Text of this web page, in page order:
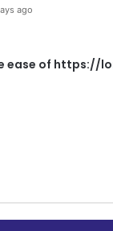
ago
ease of https://